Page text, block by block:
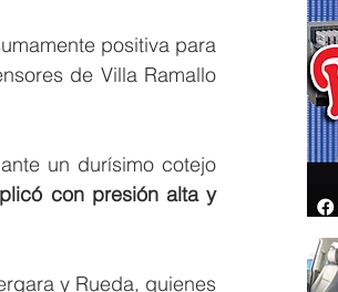
positiva para
de Villa Ramallo
un durísimo cotejo
con presión alta y
y Rueda, quienes